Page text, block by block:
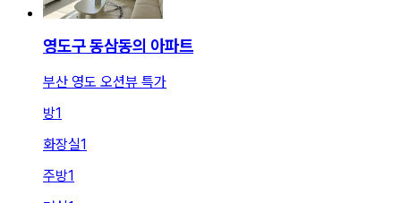
영도구 동삼동의 아파트
부산 영도 오션뷰 특가
방1
화장실1
주방1